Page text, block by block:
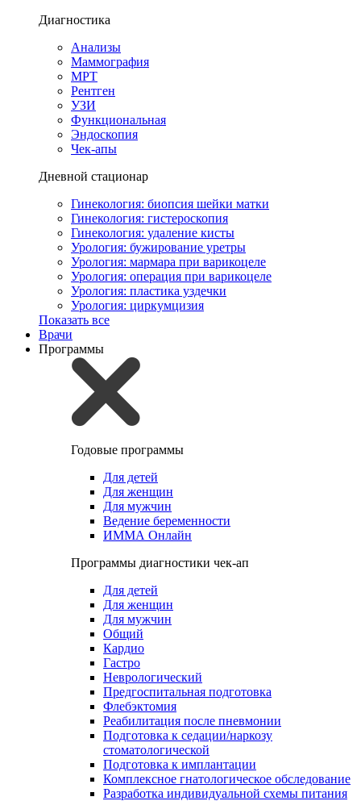
Диагностика
Анализы
Маммография
МРТ
Рентген
УЗИ
Функциональная
Эндоскопия
Чек-апы
Дневной стационар
Гинекология: биопсия шейки матки
Гинекология: гистероскопия
Гинекология: удаление кисты
Урология: бужирование уретры
Урология: мармара при варикоцеле
Урология: операция при варикоцеле
Урология: пластика уздечки
Урология: циркумцизия
Показать все
Врачи
Программы
Годовые программы
Для детей
Для женщин
Для мужчин
Ведение беременности
ИММА Онлайн
Программы диагностики чек-ап
Для детей
Для женщин
Для мужчин
Общий
Кардио
Гастро
Неврологический
Предгоспитальная подготовка
Флебэктомия
Реабилитация после пневмонии
Подготовка к седации/наркозу
стоматологической
Подготовка к имплантации
Комплексное гнатологическое обследование
Разработка индивидуальной схемы питания